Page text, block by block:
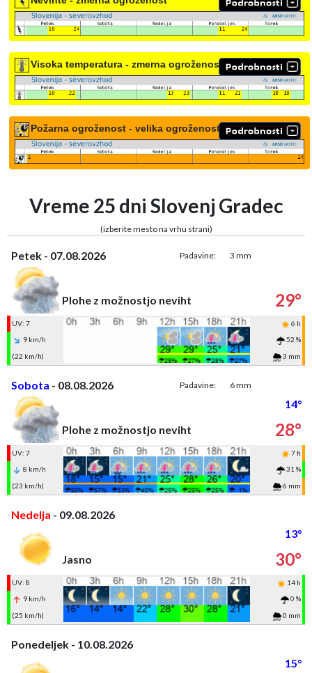
Visoka temperatura - zmerna ogroženost
Požarna ogroženost - velika ogroženost
Vreme 25 dni Slovenj Gradec
(izberite mesto na vrhu strani)
Petek - 07.08.2026 Padavine: 3 mm
Plohe z možnostjo neviht 29°
UV: 7
6 h
9 km/h
52 %
(22 km/h)
3 mm
Sobota - 08.08.2026 Padavine: 6 mm
14°
Plohe z možnostjo neviht
28°
UV: 7
7 h
8 km/h
31 %
(23 km/h)
6 mm
Nedelja - 09.08.2026
13°
Jasno
30°
UV: 8
14 h
9 km/h
0 %
(25 km/h)
0 mm
Ponedeljek - 10.08.2026
15°